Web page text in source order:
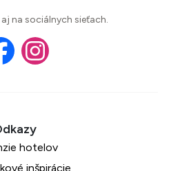
na sociálnych sieťach.
hotelov
inšpirácie